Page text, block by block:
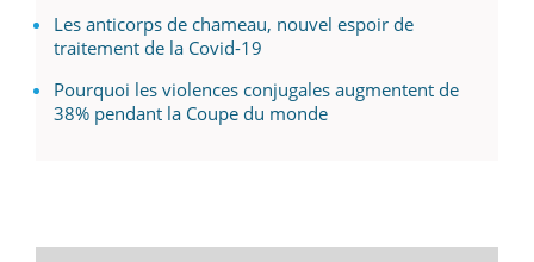
Les anticorps de chameau, nouvel espoir de
traitement de la Covid-19
Pourquoi les violences conjugales augmentent de
38% pendant la Coupe du monde